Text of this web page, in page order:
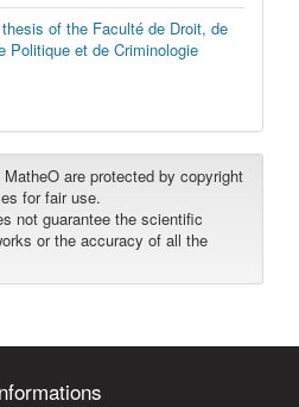
of the Faculté de Droit, de
Politique et de Criminologie
are protected by copyright
for fair use.
not guarantee the scientific
or the accuracy of all the